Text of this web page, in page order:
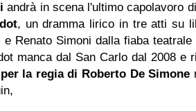
andrà in scena l'ultimo capolavoro
, un dramma lirico in tre atti su
e Renato Simoni dalla fiaba
manca dal San Carlo dal 2008 e
per la regia di Roberto De Simone